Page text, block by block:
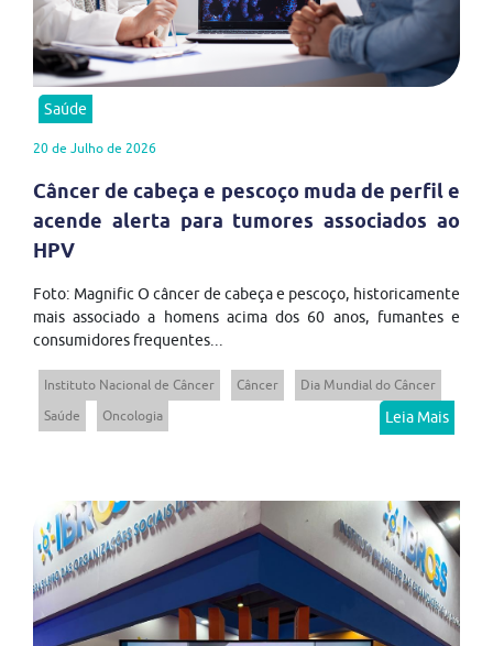
Saúde
20 de Julho de 2026
Câncer de cabeça e pescoço muda de perfil e
acende alerta para tumores associados ao
HPV
Foto: Magnific O câncer de cabeça e pescoço, historicamente
mais associado a homens acima dos 60 anos, fumantes e
consumidores frequentes...
Instituto Nacional de Câncer Câncer
Dia Mundial do Câncer
Saúde
Oncologia Leia Mais